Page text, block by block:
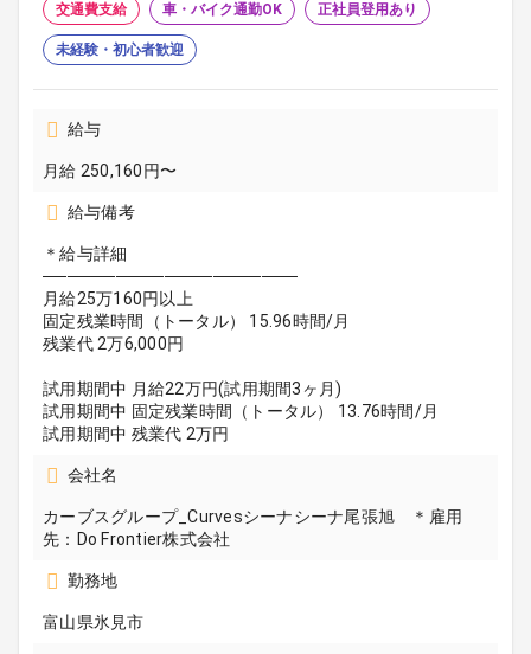
交通費支給 車・バイク通勤OK 正社員登用あり
未経験・初心者歓迎
給与
月給 250,160円〜
給与備考
＊給与詳細
─────────────────────
月給25万160円以上
固定残業時間（トータル） 15.96時間/月
残業代 2万6,000円
試用期間中 月給22万円(試用期間3ヶ月)
試用期間中 固定残業時間（トータル） 13.76時間/月
試用期間中 残業代 2万円
会社名
カーブスグループ_Curvesシーナシーナ尾張旭 ＊雇用
先：Do Frontier株式会社
勤務地
富山県氷見市